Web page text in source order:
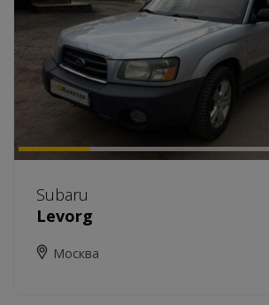
Subaru
Levorg
Москва